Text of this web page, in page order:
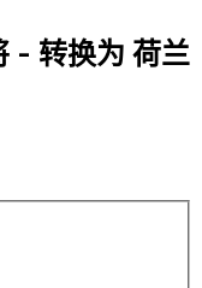
- 转换为 荷兰